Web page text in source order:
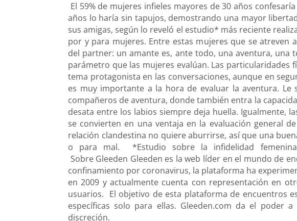
El 59% de mujeres infieles mayores de 30 años
años lo haría sin tapujos, demostrando una mayor
sus amigas, según lo reveló el estudio* más reciente
por y para mujeres. Entre estas mujeres que se
del partner: un amante es, ante todo, una aventura,
parámetro que las mujeres evalúan. Las
tema protagonista en las conversaciones, aunque en
es muy importante a la hora de evaluar la aventura.
compañeros de aventura, donde también entra la
desata entre los labios siempre deja huella. Igualmente,
se convierten en una ventaja en la evaluación general
relación clandestina no quiere aburrirse, así que una
o para mal. *Estudio sobre la infidelidad
Sobre Gleeden Gleeden es la web líder en el mundo de
confinamiento por coronavirus, la plataforma ha
en 2009 y actualmente cuenta con representación en
usuarios. El objetivo de esta plataforma de encuentros
específicas solo para ellas. Gleeden.com da el poder
discreción.